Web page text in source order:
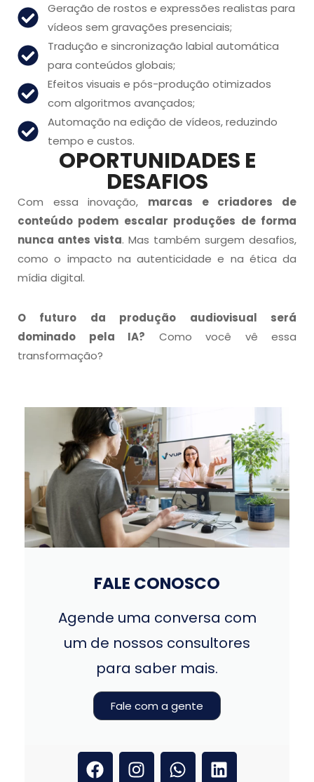
Geração de rostos e expressões realistas para
vídeos sem gravações presenciais;
Tradução e sincronização labial automática
para conteúdos globais;
Efeitos visuais e pós-produção otimizados
com algoritmos avançados;
Automação na edição de vídeos, reduzindo
tempo e custos.
OPORTUNIDADES E
DESAFIOS
Com essa inovação, marcas e criadores de
conteúdo podem escalar produções de forma
nunca antes vista. Mas também surgem desafios,
como o impacto na autenticidade e na ética da
mídia digital.
O futuro da produção audiovisual será
dominado pela IA? Como você vê essa
transformação?
FALE CONOSCO
Agende uma conversa com
um de nossos consultores
para saber mais.
Fale com a gente